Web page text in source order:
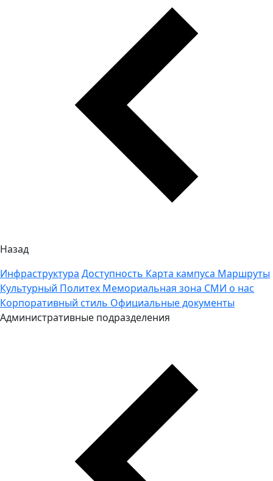
Назад
Инфраструктура Доступность Карта кампуса Маршруты
Культурный Политех Мемориальная зона СМИ о нас
Корпоративный стиль Официальные документы
Административные подразделения